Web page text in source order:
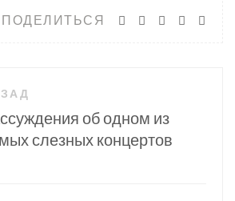
ПОДЕЛИТЬСЯ
об одном из
слезных концертов